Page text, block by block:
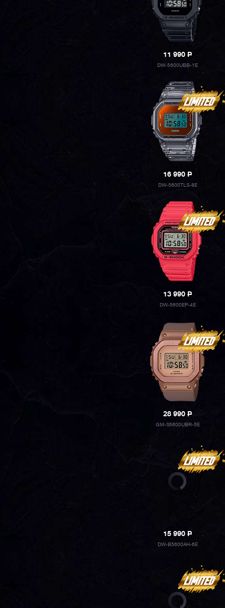
11 990P
DW-5600UBB-1E
16 990P
DW-5600TLS-8E
13 990P
DW-5600EP-4E
28 990P
GM-S5600UBR-5E
15 990P
DW-B5600AH-6E